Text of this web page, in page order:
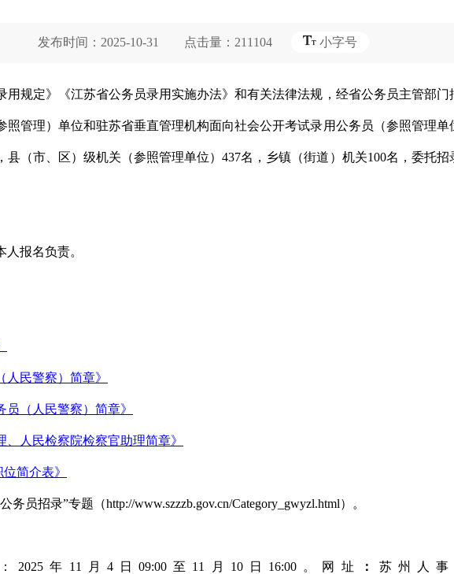
发布时间：2025-10-31 点击量：211104 小字号
规定》《江苏省公务员录用实施办法》和有关法律法规，经省公务员主管部门
管理）单位和驻苏省垂直管理机构面向社会公开考试录用公务员（参照管理单
（市、区）级机关（参照管理单位）437名，乡镇（街道）机关100名，委托招
报名负责。
人民警察）简章》
员（人民警察）简章》
、人民检察院检察官助理简章》
简介表》
员招录”专题（http://www.szzzb.gov.cn/Category_gwyzl.html）。
年11月4日09:00至11月10日16:00。网址 ： 苏州人